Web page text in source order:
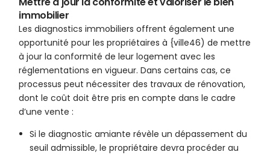
immobilier
Les diagnostics immobiliers offrent également une
opportunité pour les propriétaires à {ville46) de mettre
à jour la conformité de leur logement avec les
réglementations en vigueur. Dans certains cas, ce
processus peut nécessiter des travaux de rénovation,
dont le coût doit être pris en compte dans le cadre
d’une vente :
Si le diagnostic amiante révèle un dépassement du
seuil admissible, le propriétaire devra procéder au